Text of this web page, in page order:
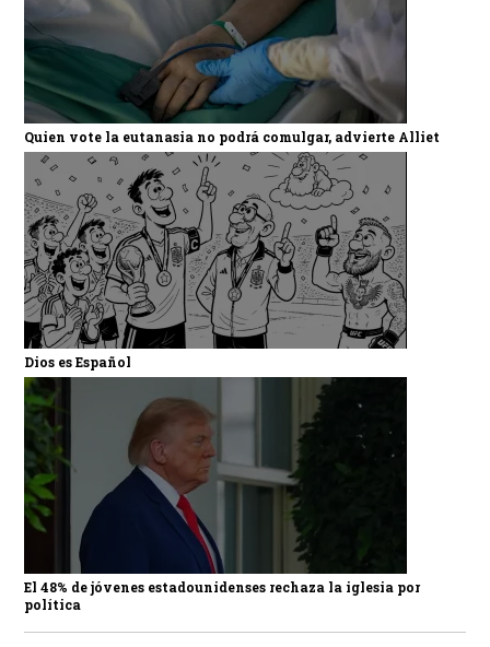
Quien vote la eutanasia no podrá comulgar, advierte Alliet
Dios es Español
El 48% de jóvenes estadounidenses rechaza la iglesia por
política